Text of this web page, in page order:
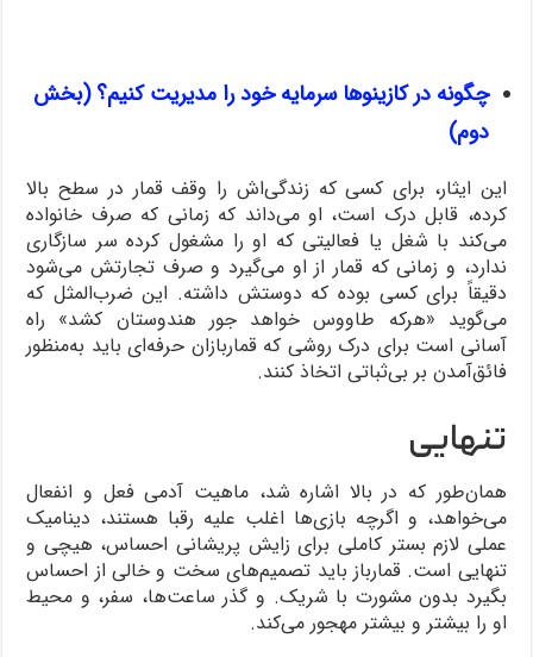
چگونه در کازینوها سرمایه خود را مدیریت کنیم؟ (بخش
دوم)
این ایثار، برای کسی که زندگی‌اش را وقف قمار در سطح بالا
کرده، قابل درک است، او می‌داند که زمانی که صرف خانواده
می‌کند با شغل یا فعالیتی که او را مشغول کرده سر سازگاری
ندارد، و زمانی که قمار از او می‌گیرد و صرف تجارتش می‌شود
دقیقاً برای کسی بوده که دوستش داشته. این ضرب‌المثل که
می‌گوید «هرکه طاووس خواهد جور هندوستان کشد» راه
آسانی است برای درک روشی که قماربازان حرفه‌ای باید به‌منظور
فائق‌آمدن بر بی‌ثباتی اتخاذ کنند.
تنهایی
همان‌طور که در بالا اشاره شد، ماهیت آدمی فعل ‌و انفعال
می‌خواهد، و اگرچه بازی‌ها اغلب علیه رقبا هستند، دینامیک
عملی لازم بستر کاملی برای زایش پریشانی احساس، هیچی و
تنهایی است. قمارباز باید تصمیم‌های سخت و خالی از احساس
بگیرد بدون مشورت با شریک. و گذر ساعت‌ها، سفر، و محیط
او را بیشتر و بیشتر مهجور می‌کند.